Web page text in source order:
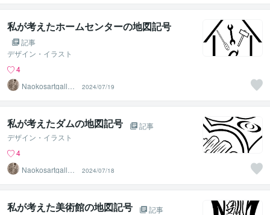
私が考えたホームセンターの地図記号
記事
デザイン・イラスト
4
Naokosartgaller
2024/07/19
私が考えたダムの地図記号
記事
デザイン・イラスト
4
Naokosartgaller
2024/07/18
私が考えた美術館の地図記号
記事